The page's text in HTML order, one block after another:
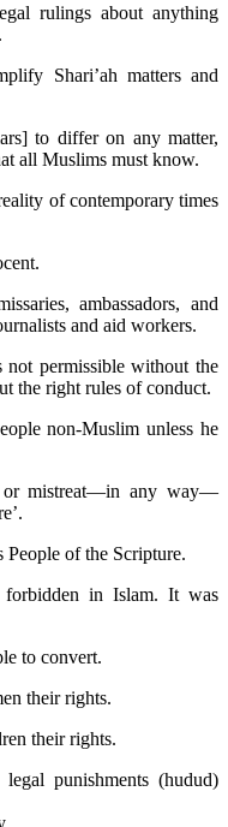
rulings about anything
Shari’ah matters and
to differ on any matter,
all Muslims must know.
of contemporary times
ambassadors, and
and aid workers.
permissible without the
the right rules of conduct.
non-Muslim unless he
mistreat—in any way—
People of the Scripture.
in Islam. It was
to convert.
their rights.
their rights.
punishments (hudud)